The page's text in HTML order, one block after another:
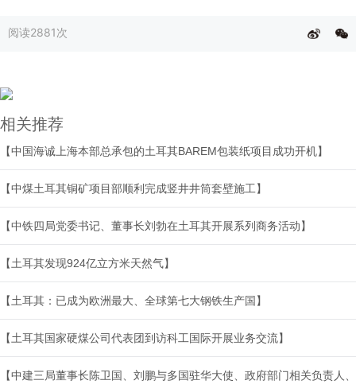
阅读2881次
相关推荐
【中国海诚上海本部总承包的土耳其BAREM包装纸项目成功开机】
【中煤土耳其铜矿项目部顺利完成竖井井筒套壁施工】
【中铁四局党委书记、董事长刘勃在土耳其开展系列商务活动】
【土耳其发现924亿立方米天然气】
【土耳其：已成为欧洲最大、全球第七大钢铁生产国】
【土耳其国家硬煤公司代表团到访科工国际开展业务交流】
【中建三局董事长陈卫国、刘鹏与多国驻华大使、政府部门相关负责人